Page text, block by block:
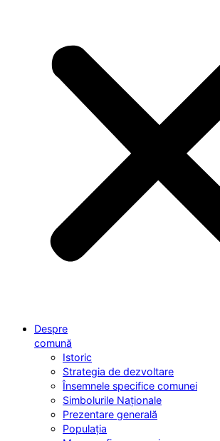
Despre
comună
Istoric
Strategia de dezvoltare
Însemnele specifice comunei
Simbolurile Naționale
Prezentare generală
Populația